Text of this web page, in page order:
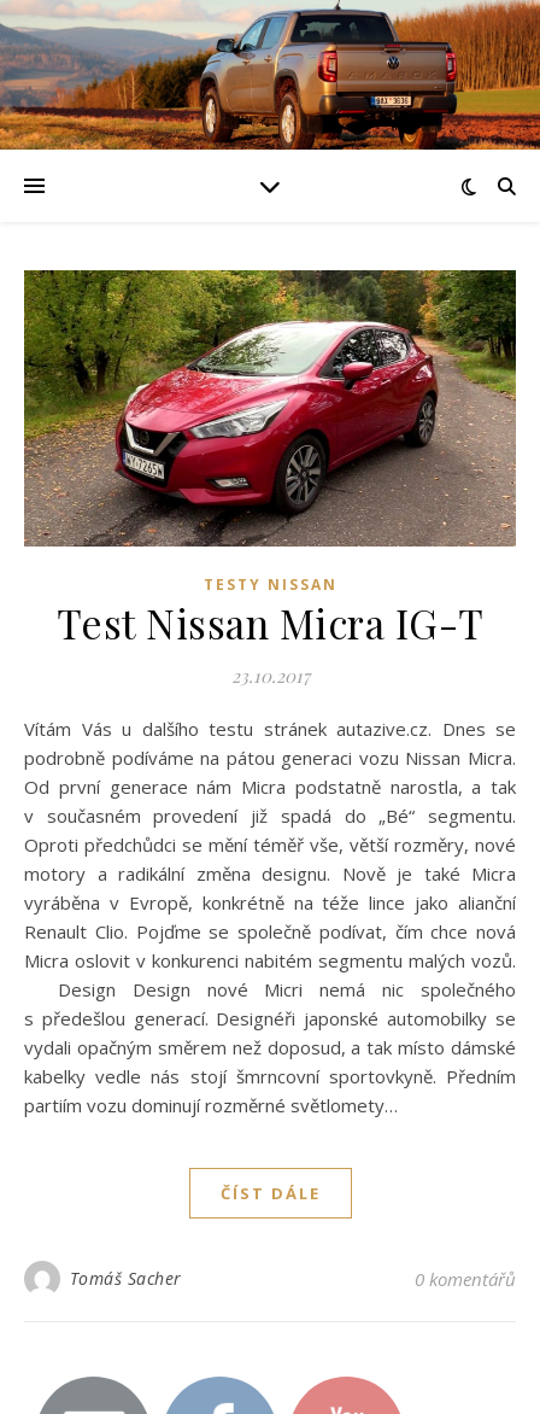
TESTY NISSAN
Test Nissan Micra IG-T
23.10.2017
Vítám Vás u dalšího testu stránek autazive.cz. Dnes se
podrobně podíváme na pátou generaci vozu Nissan Micra.
Od první generace nám Micra podstatně narostla, a tak
v současném provedení již spadá do „Bé“ segmentu.
Oproti předchůdci se mění téměř vše, větší rozměry, nové
motory a radikální změna designu. Nově je také Micra
vyráběna v Evropě, konkrétně na téže lince jako alianční
Renault Clio. Pojďme se společně podívat, čím chce nová
Micra oslovit v konkurenci nabitém segmentu malých vozů.
Design Design nové Micri nemá nic společného
s předešlou generací. Designéři japonské automobilky se
vydali opačným směrem než doposud, a tak místo dámské
kabelky vedle nás stojí šmrncovní sportovkyně. Předním
partiím vozu dominují rozměrné světlomety…
ČÍST DÁLE
Tomáš Sacher 0 komentářů